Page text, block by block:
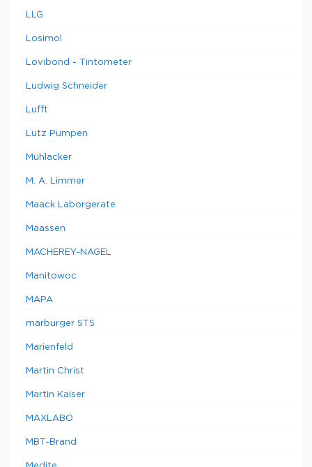
LLG
Losimol
Lovibond - Tintometer
Ludwig Schneider
Lufft
Lutz Pumpen
Mühlacker
M. A. Limmer
Maack Laborgerate
Maassen
MACHEREY-NAGEL
Manitowoc
MAPA
marburger STS
Marienfeld
Martin Christ
Martin Kaiser
MAXLABO
MBT-Brand